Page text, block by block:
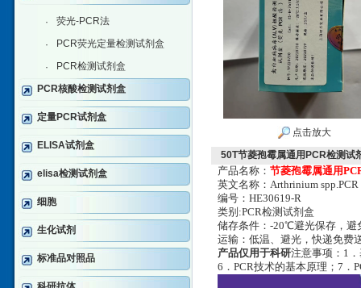
· 荧光-PCR法
· PCR荧光定量检测试剂盒
·
PCR检测试剂盒
PCR核酸检测试剂盒
定量PCR试剂盒
ELISA试剂盒
elisa检测试剂盒
细胞
生化试剂
标准品对照品
点击放大
50T节菱孢霉属通用PCR检测试
产品名称： 节菱孢霉属通用
英文名称：Arthrinium spp.PCR
编号：HE30619-R
类别:PCR检测试剂盒
储存条件：-20℃避光保存，避
运输：低温、避光，快递免费
产品仅用于科研注意事项：1
6．PCR技术的基本原理；7．